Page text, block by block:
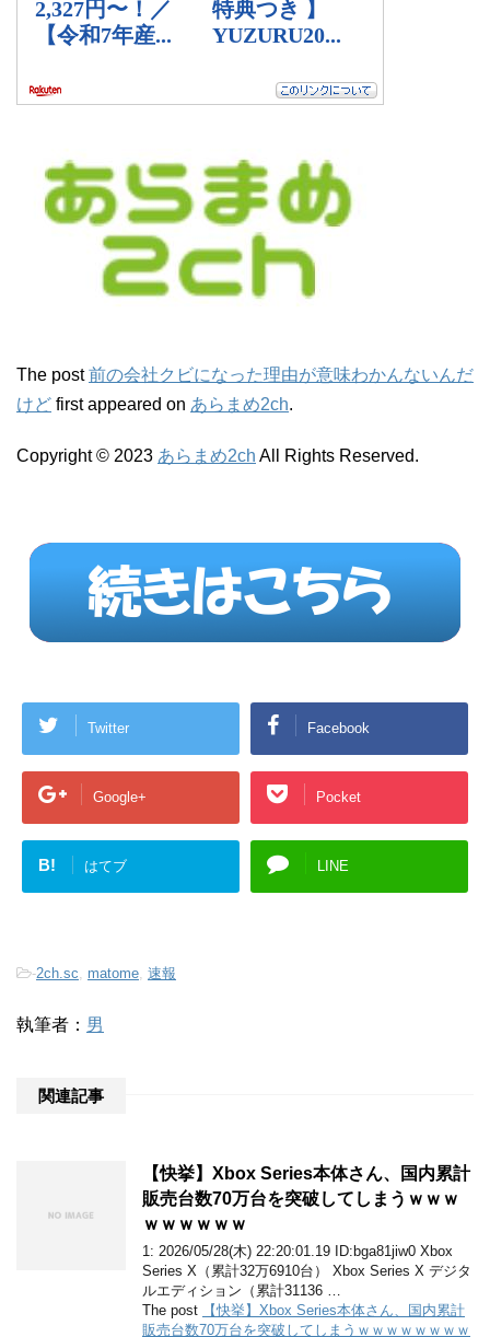
The post前の会社クビになった理由が意味わかんないんだ
けど first appeared on あらまめ2ch.
Copyright © 2023 あらまめ2ch All Rights Reserved.
Twitter Facebook
Google+ Pocket
B! はてブ LINE
-2ch.sc matome 速報
執筆者： 男
関連記事
【快挙】Xbox Series本体さん、国内累計
販売台数70万台を突破してしまうｗｗｗ
ｗｗｗｗｗｗ
1: 2026/05/28(木) 22:20:01.19 ID:bga81jiw0 Xbox
Series X（累計32万6910台） Xbox Series X デジタ
ルエディション（累計31136 …
The post
【快挙】Xbox Series本体さん、国内累計
販売台数70万台を突破してしまうｗｗｗｗｗｗｗｗ